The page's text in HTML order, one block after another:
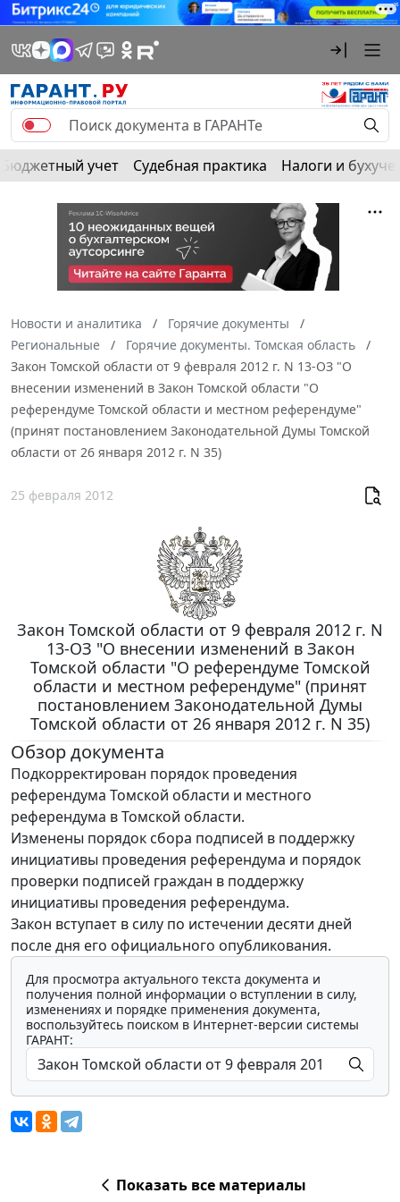
Бюджетный учет Судебная практика Налоги и
Новости и аналитика
Горячие документы
Региональные
Горячие документы. Томская область
Закон Томской области от 9 февраля 2012 г. N 13-ОЗ "О
внесении изменений в Закон Томской области "О
референдуме Томской области и местном референдуме"
(принят постановлением Законодательной Думы Томской
области от 26 января 2012 г. N 35)
25 февраля 2012
Закон Томской области от 9 февраля 2012 г. N
13-ОЗ "О внесении изменений в Закон
Томской области "О референдуме Томской
области и местном референдуме" (принят
постановлением Законодательной Думы
Томской области от 26 января 2012 г. N 35)
Обзор документа
Подкорректирован порядок проведения
референдума Томской области и местного
референдума в Томской области.
Изменены порядок сбора подписей в поддержку
инициативы проведения референдума и порядок
проверки подписей граждан в поддержку
инициативы проведения референдума.
Закон вступает в силу по истечении десяти дней
после дня его официального опубликования.
Для просмотра актуального текста документа и
получения полной информации о вступлении в силу,
изменениях и порядке применения документа,
воспользуйтесь поиском в Интернет-версии системы
ГАРАНТ:
Показать все материалы